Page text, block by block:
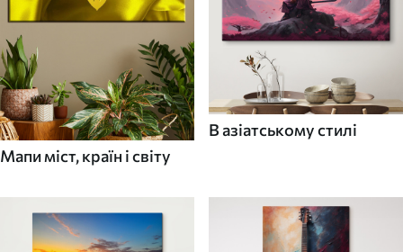
Мапи міст, країн і світу
В азіатському стилі